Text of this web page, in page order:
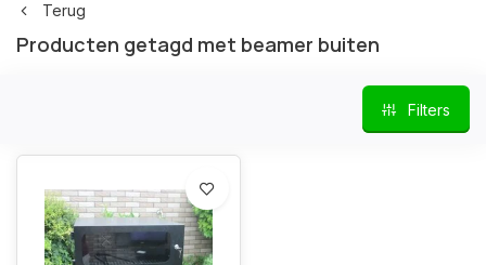
Terug
Producten getagd met beamer buiten
Filters